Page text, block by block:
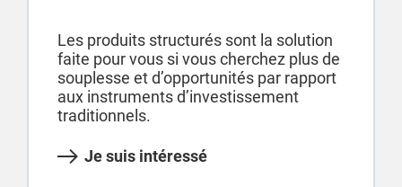
Les produits structurés sont la solution
faite pour vous si vous cherchez plus de
souplesse et d’opportunités par rapport
aux instruments d’investissement
traditionnels.
Je suis intéressé